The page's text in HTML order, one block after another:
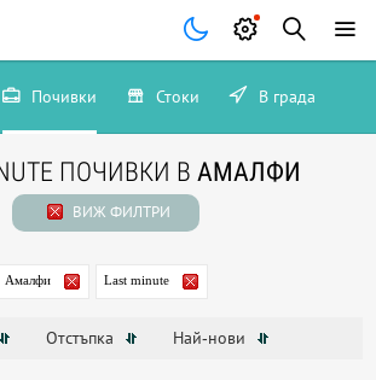
Почивки Стоки В града
ПОЧИВКИ В АМАЛФИ
ВИЖ ФИЛТРИ
Амалфи Last minute
Отстъпка Най-нови